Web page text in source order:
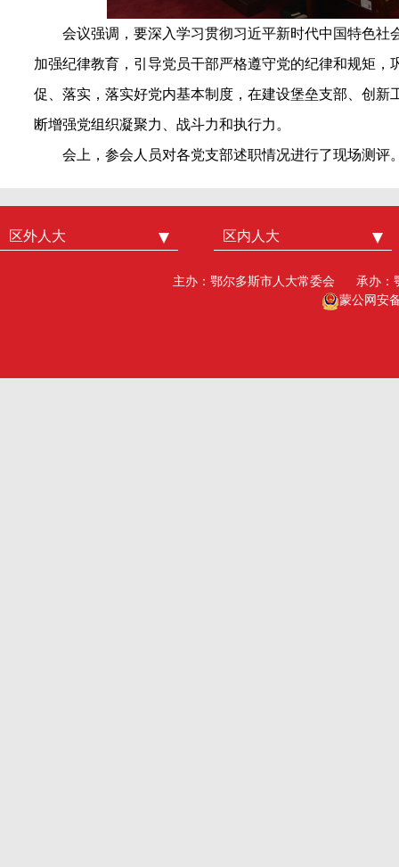
会议强调，要深入学习贯彻习近平新时代中国特色
加强纪律教育，引导党员干部严格遵守党的纪律和规矩
促、落实，落实好党内基本制度，在建设堡垒支部、创
断增强党组织凝聚力、战斗力和执行力。
会上，参会人员对各党支部述职情况进行了现场测评
区外人大
中国人大
区内人大
内蒙古人大
包头人大
巴彦淖尔市人大
主办：鄂尔多斯市人大常委会
承办：
蒙公网安